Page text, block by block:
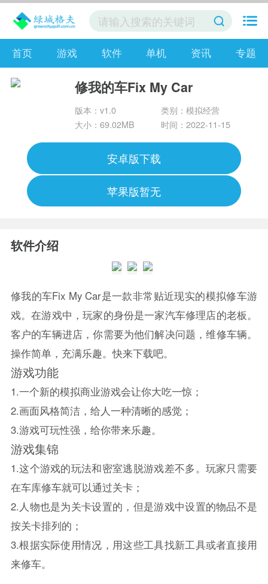
首页 游戏 软件 单机 资讯 专题
修我的车Fix My Car
版本：v1.0
类别：模拟经营
大小：69.02MB
时间：2022-11-15
安卓版下载
苹果版暂无
软件介绍
修我的车Fix My Car是一款非常贴近现实的模拟修车游
戏。在游戏中，玩家的身份是一家汽车修理店的老板。
客户的车辆进店，你需要为他们解决问题，维修车辆。
操作简单，充满乐趣。快来下载吧。
游戏功能
1.一个新的模拟商业游戏会让你大吃一惊；
2.画面风格简洁，给人一种清晰的感觉；
3.游戏可玩性强，给你带来乐趣。
游戏集锦
1.这个游戏的玩法和密室逃脱游戏差不多。玩家只需要
在车库修车就可以通过关卡；
2.人物也是为关卡设置的，但是游戏中设置的物品不是
按关卡排列的；
3.根据实际使用情况，用这些工具找新工具或者直接用
来修车。